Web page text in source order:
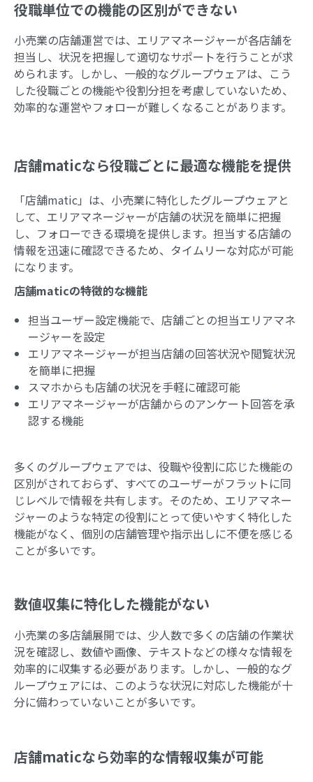
役職単位での機能の区別ができない
小売業の店舗運営では、エリアマネージャーが各店舗を
担当し、状況を把握して適切なサポートを行うことが求
められます。しかし、一般的なグループウェアは、こう
した役職ごとの機能や役割分担を考慮していないため、
効率的な運営やフォローが難しくなることがあります。
店舗maticなら役職ごとに最適な機能を提供
「店舗matic」は、小売業に特化したグループウェアと
して、エリアマネージャーが店舗の状況を簡単に把握
し、フォローできる環境を提供します。担当する店舗の
情報を迅速に確認できるため、タイムリーな対応が可能
になります。
店舗maticの特徴的な機能
担当ユーザー設定機能で、店舗ごとの担当エリアマネ
ージャーを設定
エリアマネージャーが担当店舗の回答状況や閲覧状況
を簡単に把握
スマホからも店舗の状況を手軽に確認可能
エリアマネージャーが店舗からのアンケート回答を承
認する機能
多くのグループウェアでは、役職や役割に応じた機能の
区別がされておらず、すべてのユーザーがフラットに同
じレベルで情報を共有します。そのため、エリアマネー
ジャーのような特定の役割にとって使いやすく特化した
機能がなく、個別の店舗管理や指示出しに不便を感じる
ことが多いです。
数値収集に特化した機能がない
小売業の多店舗展開では、少人数で多くの店舗の作業状
況を確認し、数値や画像、テキストなどの様々な情報を
効率的に収集する必要があります。しかし、一般的なグ
ループウェアには、このような状況に対応した機能が十
分に備わっていないことが多いです。
店舗maticなら効率的な情報収集が可能